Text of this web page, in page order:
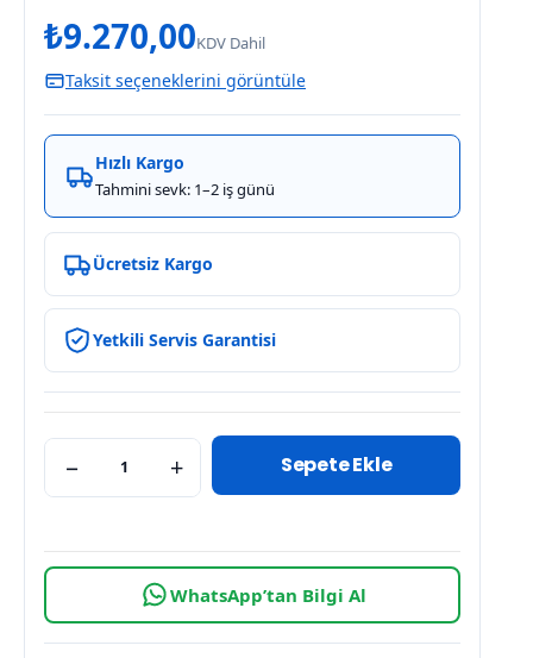
₺9.270,00KDV Dahil
Taksit seçeneklerini görüntüle
Hızlı Kargo
Tahmini sevk: 1–2 iş günü
Ücretsiz Kargo
Yetkili Servis Garantisi
− + Sepete Ekle
WhatsApp’tan Bilgi Al